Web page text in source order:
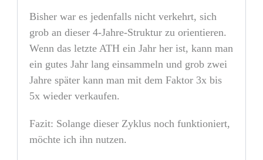
Bisher war es jedenfalls nicht verkehrt, sich
grob an dieser 4-Jahre-Struktur zu orientieren.
Wenn das letzte ATH ein Jahr her ist, kann man
ein gutes Jahr lang einsammeln und grob zwei
Jahre später kann man mit dem Faktor 3x bis
5x wieder verkaufen.
Fazit: Solange dieser Zyklus noch funktioniert,
möchte ich ihn nutzen.